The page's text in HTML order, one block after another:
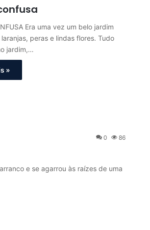
Era uma vez um belo jardim
peras e lindas flores. Tudo
jardim,…
»
0 86
e se agarrou às raízes de uma